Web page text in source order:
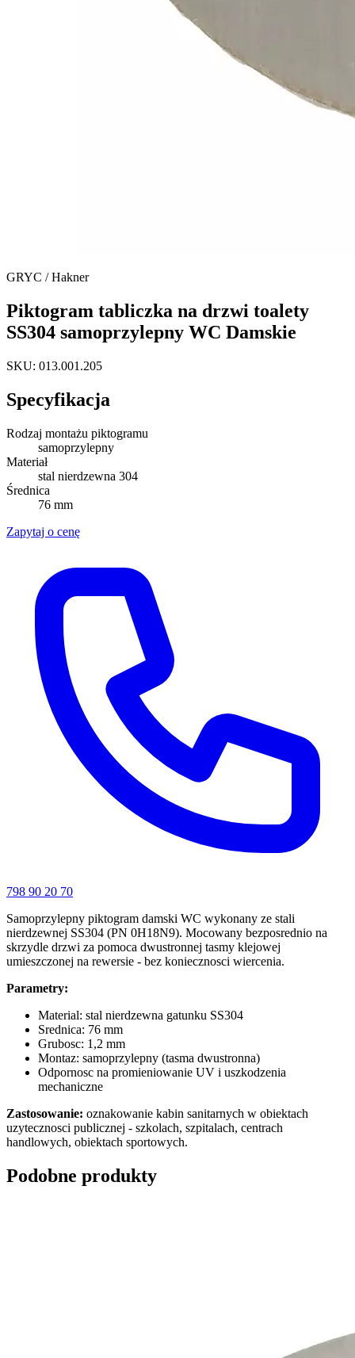
GRYC / Hakner
Piktogram tabliczka na drzwi toalety
SS304 samoprzylepny WC Damskie
SKU: 013.001.205
Specyfikacja
Rodzaj montażu piktogramu
samoprzylepny
Materiał
stal nierdzewna 304
Średnica
76 mm
Zapytaj o cenę
798 90 20 70
Samoprzylepny piktogram damski WC wykonany ze stali
nierdzewnej SS304 (PN 0H18N9). Mocowany bezposrednio na
skrzydle drzwi za pomoca dwustronnej tasmy klejowej
umieszczonej na rewersie - bez koniecznosci wiercenia.
Parametry:
Material: stal nierdzewna gatunku SS304
Srednica: 76 mm
Grubosc: 1,2 mm
Montaz: samoprzylepny (tasma dwustronna)
Odpornosc na promieniowanie UV i uszkodzenia
mechaniczne
Zastosowanie: oznakowanie kabin sanitarnych w obiektach
uzytecznosci publicznej - szkolach, szpitalach, centrach
handlowych, obiektach sportowych.
Podobne produkty